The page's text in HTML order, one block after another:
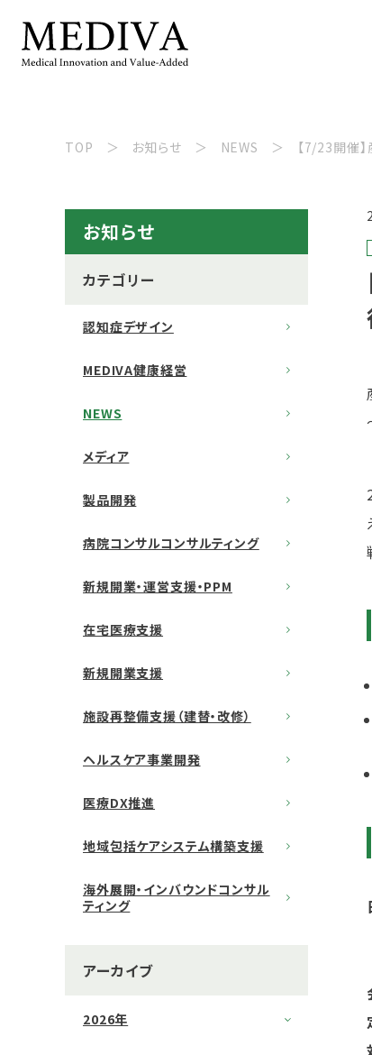
TOP お知らせ NEWS 【7/23開催
お知らせ
カテゴリー
認知症デザイン
MEDIVA健康経営
NEWS
メディア
製品開発
病院コンサルコンサルティング
新規開業・運営支援・PPM
在宅医療支援
新規開業支援
施設再整備支援（建替・改修）
ヘルスケア事業開発
医療DX推進
地域包括ケアシステム構築支援
海外展開・インバウンドコンサル
ティング
アーカイブ
2026年